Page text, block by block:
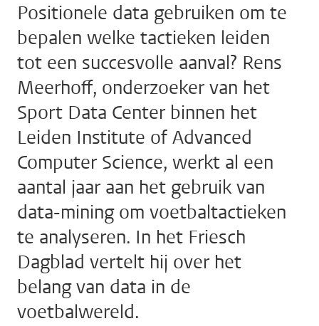
Positionele data gebruiken om te
bepalen welke tactieken leiden
tot een succesvolle aanval? Rens
Meerhoff, onderzoeker van het
Sport Data Center binnen het
Leiden Institute of Advanced
Computer Science, werkt al een
aantal jaar aan het gebruik van
data-mining om voetbaltactieken
te analyseren. In het Friesch
Dagblad vertelt hij over het
belang van data in de
voetbalwereld.